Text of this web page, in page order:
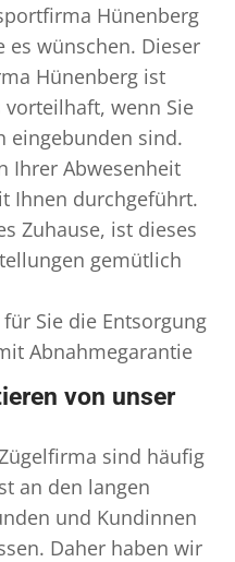
Hünenberg
es wünschen. Dieser
Hünenberg ist
wenn Sie
eingebunden sind.
Ihrer Abwesenheit
Ihnen durchgeführt.
Zuhause, ist dieses
gemütlich
Sie die Entsorgung
Abnahmegarantie
von unser
sind häufig
an den langen
und Kundinnen
Daher haben wir